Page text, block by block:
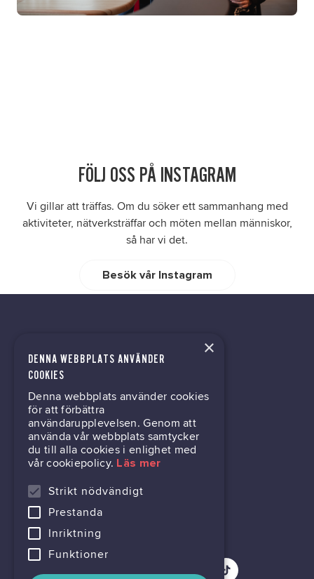
FÖLJ OSS PÅ INSTAGRAM
Vi gillar att träffas. Om du söker ett sammanhang med
aktiviteter, nätverksträffar och möten mellan människor,
så har vi det.
Besök vår Instagram
kontor@gil.se
031-63 64 80
Mölndalsvägen 30B
Box 24061
400 22 Göteborg
716444-6762
×
DENNA WEBBPLATS ANVÄNDER
COOKIES
Denna webbplats använder cookies
för att förbättra
användarupplevelsen. Genom att
använda vår webbplats samtycker
du till alla cookies i enlighet med
vår cookiepolicy. Läs mer
Strikt nödvändigt
Prestanda
Inriktning
Funktioner